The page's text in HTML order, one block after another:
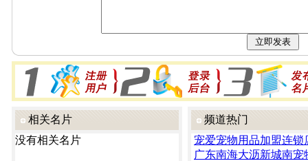
相关名片
没有相关名片
频道热门
宠爱宠物用品加盟连锁
广东南海大沥新城南宠